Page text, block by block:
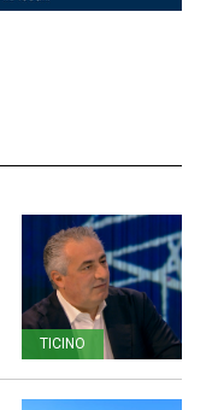
TICINO